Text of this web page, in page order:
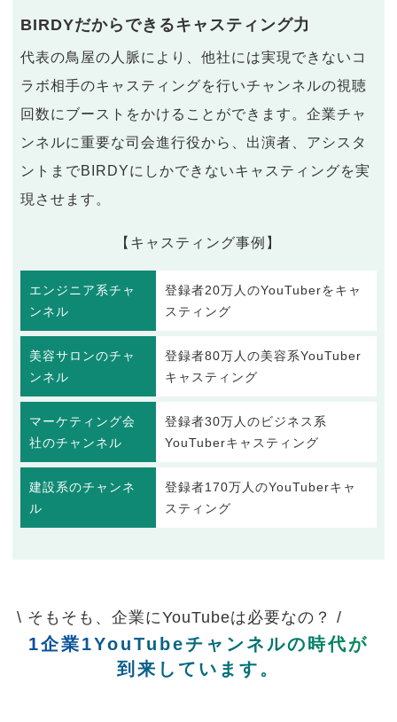
BIRDYだからできるキャスティング力
代表の鳥屋の人脈により、他社には実現できないコ
ラボ相手のキャスティングを行いチャンネルの視聴
回数にブーストをかけることができます。企業チャ
ンネルに重要な司会進行役から、出演者、アシスタ
ントまでBIRDYにしかできないキャスティングを実
現させます。
【キャスティング事例】
エンジニア系チャ
ンネル
登録者20万人のYouTuberをキャ
スティング
美容サロンのチャ
ンネル
登録者80万人の美容系YouTuber
キャスティング
マーケティング会
社のチャンネル
登録者30万人のビジネス系
YouTuberキャスティング
建設系のチャンネ
ル
登録者170万人のYouTuberキャ
スティング
\ そもそも、企業にYouTubeは必要なの？ /
1企業1YouTubeチャンネルの時代が
到来しています。